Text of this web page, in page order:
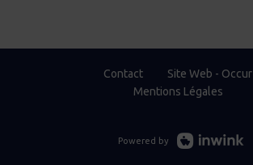
Contact
Site Web - Occur
Mentions Légales
Powered by